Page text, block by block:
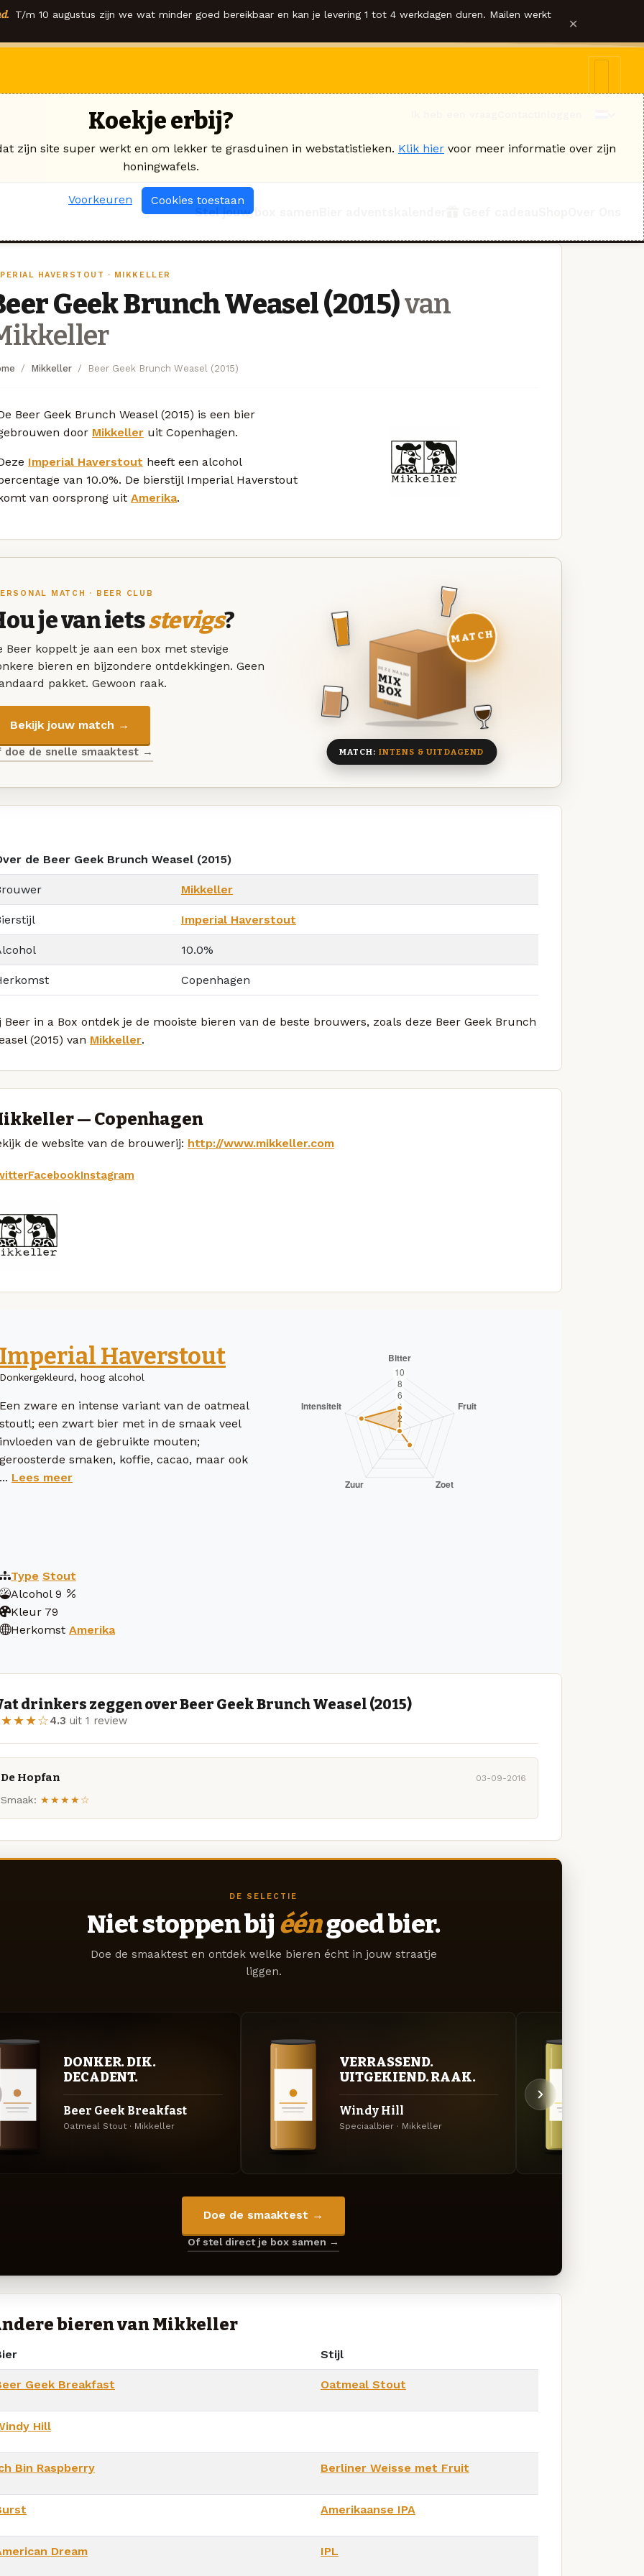
T/m 10 augustus zijn we wat minder goed bereikbaar en kan je levering 1 tot 4 werkdagen duren. Mailen werkt ×
Stel jouw box samen
HAVERSTOUT · MIKKELLER
Geek Brunch Weasel (2015)van
Mikkeller Beer Geek Brunch Weasel (2015)
Beer Geek Brunch Weasel (2015) is een bier
door Mikkeller uit Copenhagen.
Imperial Haverstout heeft een alcohol
van 10.0%. De bierstijl Imperial Haverstout
van oorsprong uit Amerika.
MATCH · BEER CLUB
je van ietsstevigs?
Beer koppelt je aan een box met stevige
bieren en bijzondere ontdekkingen. Geen
pakket. Gewoon raak.
Bekijk jouw match →
doe de snelle smaaktest →
DEZE MAAND
MIX
BOX
8 BIEREN
MATCH
MATCH: INTENS & UITDAGEND
de Beer Geek Brunch Weasel (2015)
Mikkeller
Imperial Haverstout
10.0%
Copenhagen
Beer in a Box ontdek je de mooiste bieren van de beste brouwers, zoals deze Beer Geek Brunch
(2015) van Mikkeller.
— Copenhagen
de website van de brouwerij: http://www.mikkeller.com
FacebookInstagram
Imperial Haverstout
Donkergekleurd, hoog alcohol
Een zware en intense variant van de oatmeal
stoutl; een zwart bier met in de smaak veel
invloeden van de gebruikte mouten;
geroosterde smaken, koffie, cacao, maar ook
... Lees meer
Type Stout
Alcohol 9
Kleur 79
Herkomst Amerika
drinkers zeggen over Beer Geek Brunch Weasel (2015)
4.3 uit 1 review
De Hopfan 03-09-2016
Smaak: ★★★★☆
DE SELECTIE
Niet stoppen bij ééngoed bier.
Doe de smaaktest en ontdek welke bieren écht in jouw straatje
liggen.
DONKER. DIK.
DECADENT.
Beer Geek Breakfast
Oatmeal Stout · Mikkeller
VERRASSEND.
UITGEKIEND. RAAK.
Windy Hill
Speciaalbier · Mikkeller
Doe de smaaktest →
Of stel direct je box samen →
bieren van Mikkeller
Stijl
Geek Breakfast Oatmeal Stout
Hill
Bin Raspberry Berliner Weisse met Fruit
Amerikaanse IPA
Dream IPL
Koekje erbij?
zijn site super werkt en om lekker te grasduinen in webstatistieken. Klik hier voor meer informatie over zijn
honingwafels.
Voorkeuren Cookies toestaan